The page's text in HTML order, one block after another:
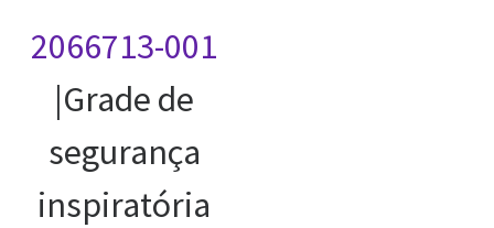
2066713-001
|Grade de
segurança
inspiratória